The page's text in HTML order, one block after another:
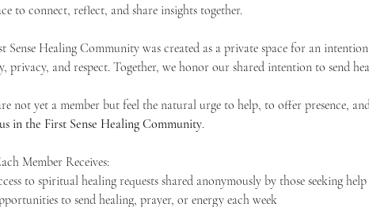
to connect, reflect, and share insights together.
Sense Healing Community was created as a private space for an
privacy, and respect. Together, we honor our shared intention to send
not yet a member but feel the natural urge to help, to offer presence,
in the First Sense Healing Community.
Member Receives:
to spiritual healing requests shared anonymously by those seeking help
to send healing, prayer, or energy each week